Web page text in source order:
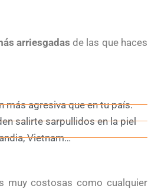
arriesgadas de las que haces
más agresiva que en tu país.
salirte sarpullidos en la piel
Vietnam…
muy costosas como cualquier